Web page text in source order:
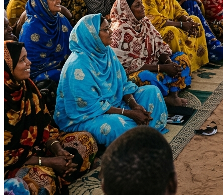
Impact Direct
+150
Interventions réussies cette année.
Blog & Actualités
Dernières nouvelles du terrain
Toute l'actualité